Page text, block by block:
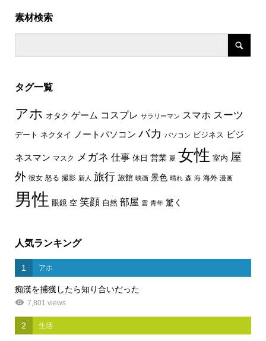
素材検索
タグ一覧
アホ オタク ゲーム コスプレ サラリーマン スマホ スーツ
デート ネクタイ ノートパソコン バカ パソコン ビジネス ビジ
ネスマン マスク メガネ 仕事 休日 営業 夏 女性 室内 屋
外 彼女 怒る 撮影 新人 旅行 旅館 映画 景色 晴れ 森 海 海外 漫画
男性 眼鏡 空 笑顔 自然 部屋 雲 青年 驚く
人気ランキング
1 アホ
痴漢を捕獲したら知り合いだった
7,801 views
2 生活